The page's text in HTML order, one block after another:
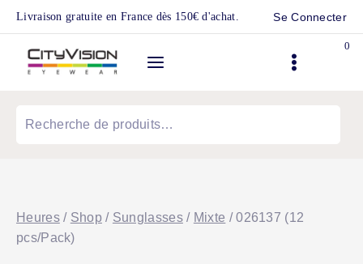
Skip
content
Livraison gratuite en France dès 150€ d'achat. Se Connecter
0
Heures / Shop / Sunglasses / Mixte / 026137 (12
pcs/Pack)